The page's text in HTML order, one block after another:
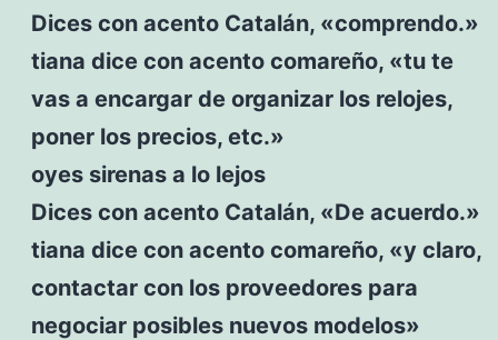
Dices con acento Catalán, «comprendo.»
tiana dice con acento comareño, «tu te
vas a encargar de organizar los relojes,
poner los precios, etc.»
oyes sirenas a lo lejos
Dices con acento Catalán, «De acuerdo.»
tiana dice con acento comareño, «y claro,
contactar con los proveedores para
negociar posibles nuevos modelos»